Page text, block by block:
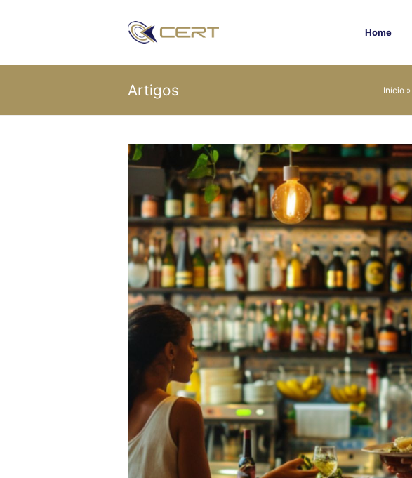
Home
Artigos Início »